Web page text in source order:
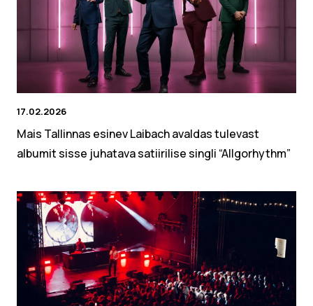
17.02.2026
Mais Tallinnas esinev Laibach avaldas tulevast
albumit sisse juhatava satiirilise singli “Allgorhythm”